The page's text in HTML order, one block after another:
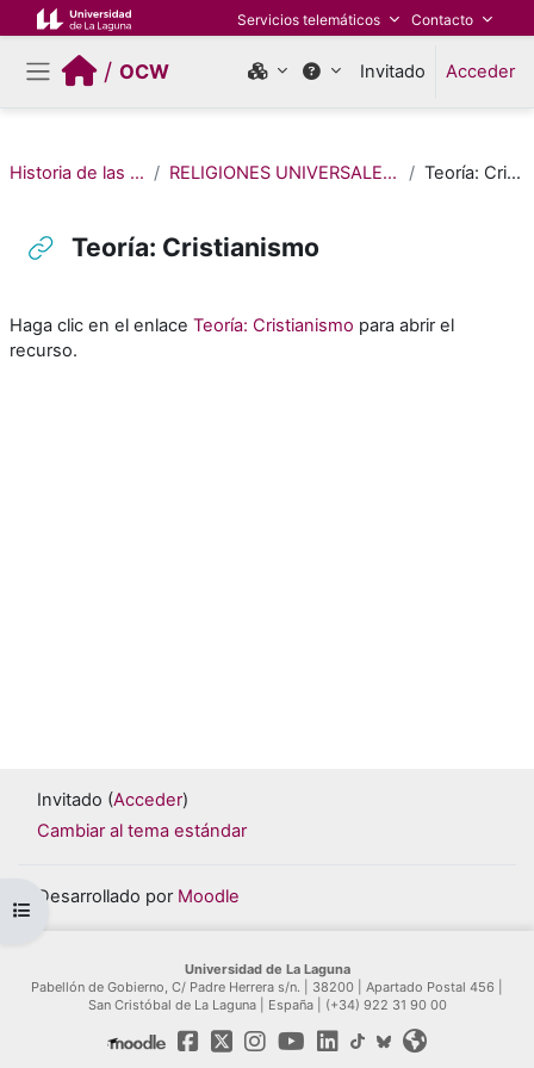
Salta al contenido principal Servicios telemáticos Contacto
Panel lateral
/OCW Invitado Acceder
Abrir índice del curso
Historia de las Religiones RELIGIONES UNIVERSALES. CRISTIANISMO Teoría: Cristianismo
Teoría: Cristianismo
Haga clic en el enlace Teoría: Cristianismo para abrir el
recurso.
Invitado (Acceder)
Cambiar al tema estándar
Desarrollado por Moodle
Universidad de La Laguna
Pabellón de Gobierno, C/ Padre Herrera s/n. | 38200 | Apartado Postal 456 |
San Cristóbal de La Laguna | España | (+34) 922 31 90 00